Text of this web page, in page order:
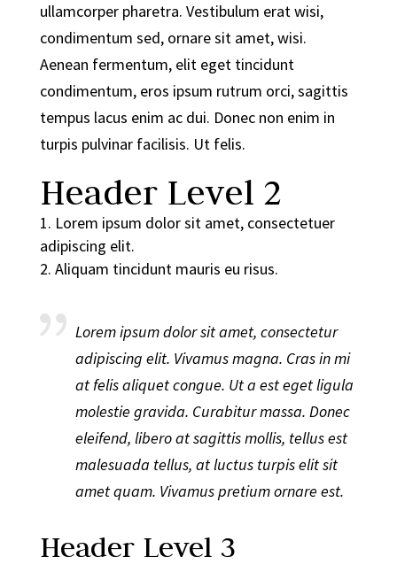
ullamcorper pharetra. Vestibulum erat wisi,
condimentum sed, ornare sit amet, wisi.
Aenean fermentum, elit eget tincidunt
condimentum, eros ipsum rutrum orci, sagittis
tempus lacus enim ac dui. Donec non enim in
turpis pulvinar facilisis. Ut felis.
Header Level 2
Lorem ipsum dolor sit amet, consectetuer
adipiscing elit.
Aliquam tincidunt mauris eu risus.
Lorem ipsum dolor sit amet, consectetur
adipiscing elit. Vivamus magna. Cras in mi
at felis aliquet congue. Ut a est eget ligula
molestie gravida. Curabitur massa. Donec
eleifend, libero at sagittis mollis, tellus est
malesuada tellus, at luctus turpis elit sit
amet quam. Vivamus pretium ornare est.
Header Level 3